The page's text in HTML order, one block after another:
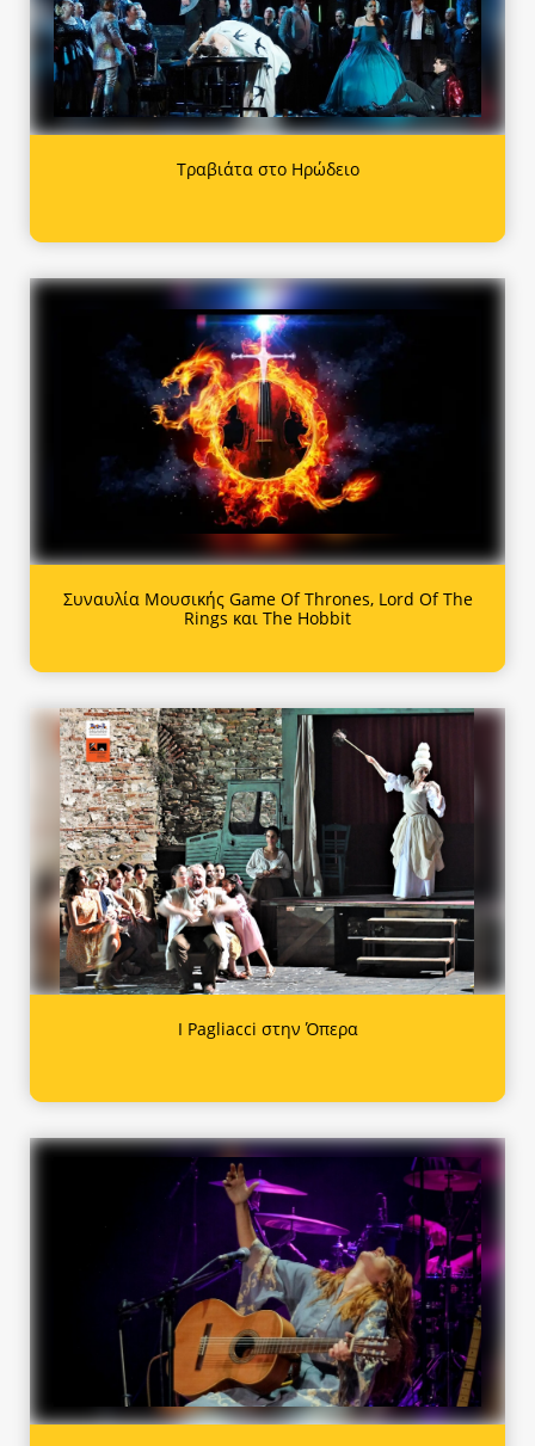
Τραβιάτα στο Ηρώδειο
Συναυλία Μουσικής Game Of Thrones, Lord Of The
Rings και The Hobbit
I Pagliacci στην Όπερα